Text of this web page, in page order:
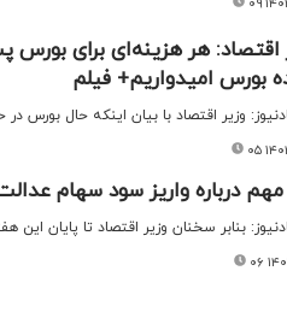
اقتصاد: هر هزینه‌ای برای
بورس امیدواریم+ فیلم
وزیر اقتصاد با بیان اینکه حال
درباره واریز سود سهام
بنابر سخنان وزیر اقتصاد تا پایان